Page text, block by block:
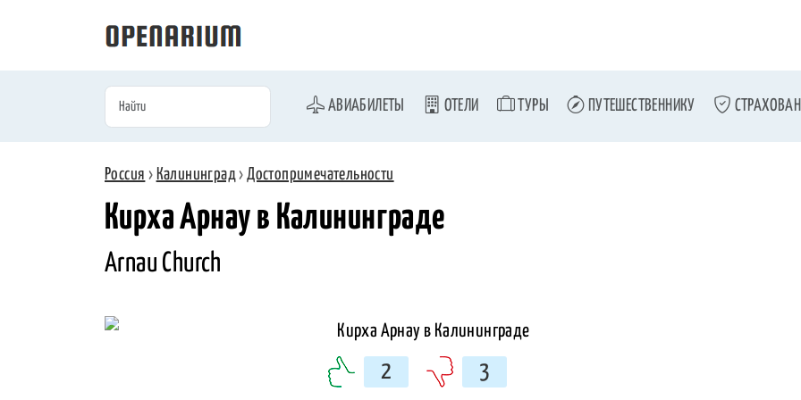
АВИАБИЛЕТЫ ОТЕЛИ ТУРЫ ПУТЕШЕСТВЕННИКУ
Россия › Калининград›Достопримечательности
Кирха Арнау в Калининграде
Arnau Church
2 3